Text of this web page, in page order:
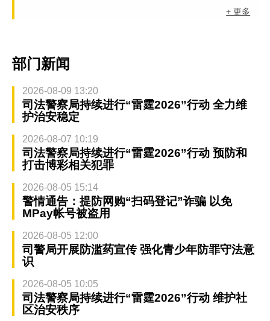
+ 更多
部门新闻
2026-08-09 13:20
司法警察局持续进行“雷霆2026”行动 全力维
护治安稳定
2026-08-07 10:19
司法警察局持续进行“雷霆2026”行动 预防和
打击博彩相关犯罪
2026-08-05 15:14
警情通告：提防网购“扫码登记”诈骗 以免
MPay帐号被盗用
2026-08-05 12:00
司警局开展防滥药宣传 强化青少年防罪守法意
识
2026-08-05 10:05
司法警察局持续进行“雷霆2026”行动 维护社
区治安秩序